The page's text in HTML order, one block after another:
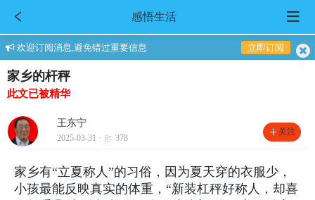
感悟生活
欢迎订阅消息,避免错过重要信息 立即订阅
家乡的杆秤
此文已被精华
王东宁
2025-03-31 · 378
关注
家乡有“立夏称人”的习俗，因为夏天穿的衣服少，
小孩最能反映真实的体重，“新装杠秤好称人，却喜